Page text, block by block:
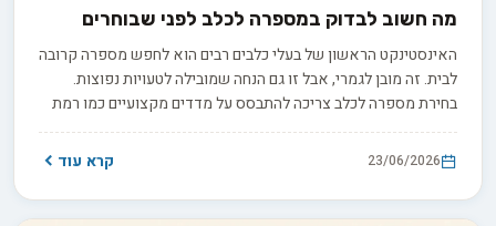
מה חשוב לבדוק במספרה לכלב לפני שבוחרים
האינסטינקט הראשון של בעלי כלבים רבים הוא לחפש מספרה קרובה
לבית. זה מובן לגמרי, אבל זו גם הנחה שמובילה לטעויות נפוצות.
בחירת מספרה לכלב צריכה להתבסס על מדדים מקצועיים כמו רמת
היגיינה, התמחות בגזע שלכם וגישה שמותאמת לאופיו. מספרה
קרובה יכולה לעלות 150 שקל ועדיין להיות המקום הלא נכון, בעוד
שספר כלבים שדורש נסיעה מעט ארוכה יותר עשוי לחסוך בעיות
בריאות, נזקים לפרווה וחרדה מיותרת לכלב. כדי לעזור לכם להבחין
23/06/2026 קרא עוד